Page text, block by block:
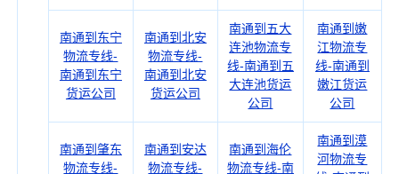
南通到东宁
物流专线-
南通到东宁
货运公司
南通到北安
物流专线-
南通到北安
货运公司
南通到五大
连池物流专
线-南通到五
大连池货运
公司
南通到嫩
江物流专
线-南通到
嫩江货运
公司
南通到肇东
物流专线-
南通到安达
物流专线-
南通到海伦
物流专线-南
南通到漠
河物流专